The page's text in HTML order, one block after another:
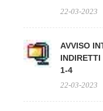
22-03-2023
AVVISO
1-4
22-03-2023